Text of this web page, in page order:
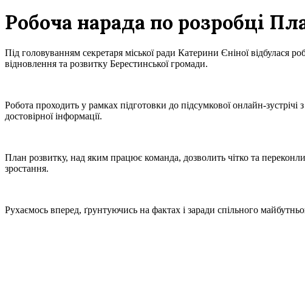
Робоча нарада по розробці
Під головуванням секретаря міської ради Катерини Єніної
відновлення та розвитку Берестинської громади.
Робота проходить у рамках підготовки до підсумкової онлайн-
достовірної інформації.
План розвитку, над яким працює команда, дозволить чітко та
зростання.
Рухаємось вперед, ґрунтуючись на фактах і заради спільного